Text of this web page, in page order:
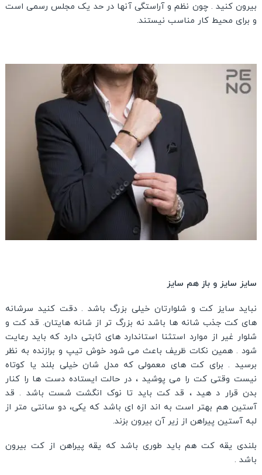
بیرون کنید . چون نظم و آراستگی آنها در حد یک مجلس رسمی است
و برای محیط کار مناسب نیستند.
سایز سایز و باز هم سایز
نباید سایز کت و شلوارتان خیلی بزرگ باشد . دقت کنید سرشانه
های کت جذب شانه ها باشد نه بزرگ تر از شانه هایتان. قد کت و
شلوار غیر از موارد استثنا استاندارد های ثابتی دارد که باید رعایت
شود . همین نکات ظریف باعث می شود خوش تیپ و برازنده به نظر
برسید . برای کت های معمولی که مدل شان خیلی بلند یا کوتاه
نیست وقتی کت را می پوشید ، در حالت ایستاده دست ها را کنار
بدن قرار د هید ، قد کت باید تا نوک انگشت شست باشد . قد
آستین هم بهتر است به اند ازه ای باشد که یکی، دو سانتی متر از
لبه آستین پیراهن از زیر آن بیرون بزند.
بلندی یقه کت هم باید طوری باشد که یقه پیراهن از کت بیرون
باشد .